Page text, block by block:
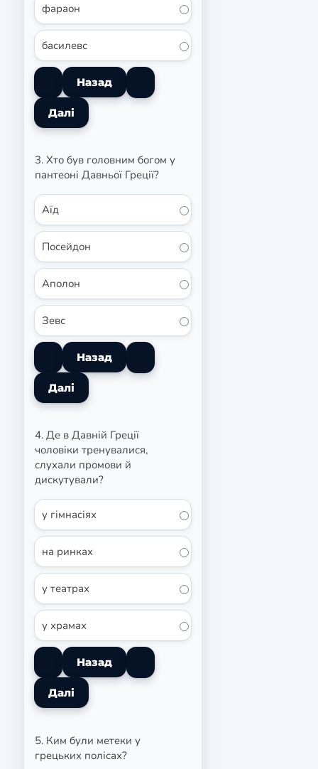
фараон
басилевс
3. Хто був головним богом у
пантеоні Давньої Греції?
Аїд
Посейдон
Аполон
Зевс
4. Де в Давній Греції
чоловіки тренувалися,
слухали промови й
дискутували?
у гімнасіях
на ринках
у театрах
у храмах
5. Ким були метеки у
грецьких полісах?